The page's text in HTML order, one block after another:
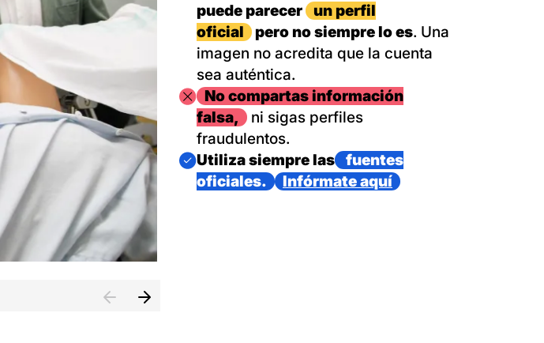
puede parecer
un perfil
oficial
pero no siempre lo es. Una
imagen no acredita que la cuenta
sea auténtica.
ImagenNo compartas información
falsa,
ni sigas perfiles
fraudulentos.
Imagen
Utiliza siempre las
fuentes
oficiales.
Infórmate aquí